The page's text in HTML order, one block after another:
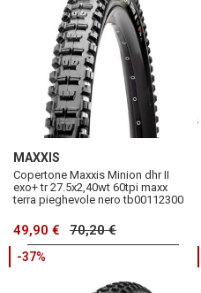
MAXXIS
Copertone Maxxis Minion dhr II
exo+ tr 27.5x2,40wt 60tpi maxx
terra pieghevole nero tb00112300
49,90 € 70,20 €
-37%